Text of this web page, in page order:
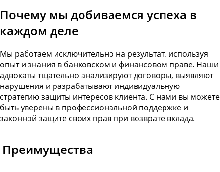
Почему мы добиваемся успеха в
каждом деле
Мы работаем исключительно на результат, используя
опыт и знания в банковском и финансовом праве. Наши
адвокаты тщательно анализируют договоры, выявляют
нарушения и разрабатывают индивидуальную
стратегию защиты интересов клиента. С нами вы можете
быть уверены в профессиональной поддержке и
законной защите своих прав при возврате вклада.
Преимущества